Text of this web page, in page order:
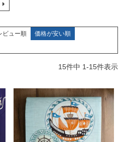
ビュー順
価格が安い順
15件中 1-15件表示